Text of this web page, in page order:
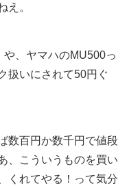
え。
、ヤマハのMU500っ
扱いにされて50円ぐ
数百円か数千円で値段
、こういうものを買い
くれてやる！って気分